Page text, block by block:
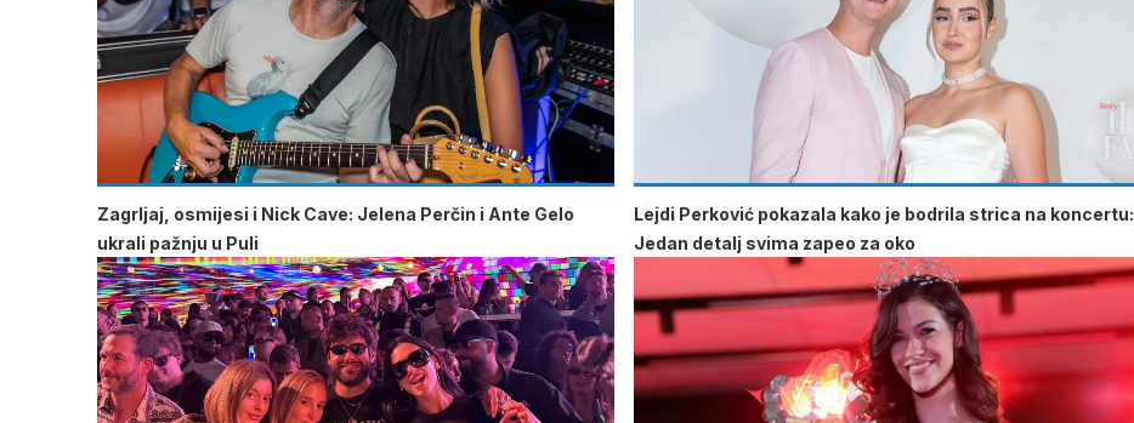
Zagrljaj, osmijesi i Nick Cave: Jelena Perčin i Ante Gelo
ukrali pažnju u Puli
Lejdi Perković pokazala kako je bodrila strica na koncertu:
Jedan detalj svima zapeo za oko